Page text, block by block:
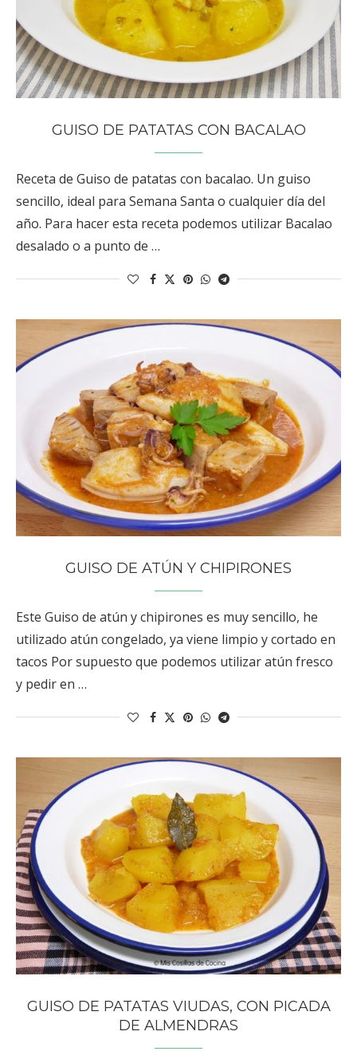
GUISO DE PATATAS CON BACALAO
Receta de Guiso de patatas con bacalao. Un guiso
sencillo, ideal para Semana Santa o cualquier día del
año. Para hacer esta receta podemos utilizar Bacalao
desalado o a punto de …
GUISO DE ATÚN Y CHIPIRONES
Este Guiso de atún y chipirones es muy sencillo, he
utilizado atún congelado, ya viene limpio y cortado en
tacos Por supuesto que podemos utilizar atún fresco
y pedir en …
GUISO DE PATATAS VIUDAS, CON PICADA
DE ALMENDRAS